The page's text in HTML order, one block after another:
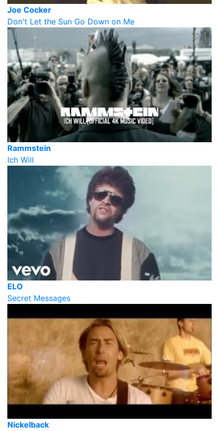
Joe Cocker
Don't Let the Sun Go Down on Me
Rammstein
Ich Will
ELO
Secret Messages
Nickelback